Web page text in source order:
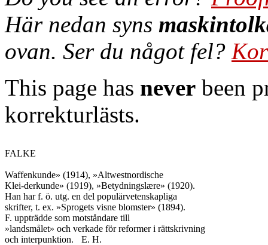
Här nedan syns
ovan. Ser du något fel?
This page has never been
korrekturlästs.
FALKE
Waffenkunde» (1914), »Altwestnordische
Klei-derkunde» (1919), »Betydningslære» (1920).
Han har f. ö. utg. en del populärvetenskapliga
skrifter, t. ex. »Sprogets visne blomster» (1894).
F. uppträdde som motståndare till
»landsmålet» och verkade för reformer i rättskrivning
och interpunktion.	E. H.